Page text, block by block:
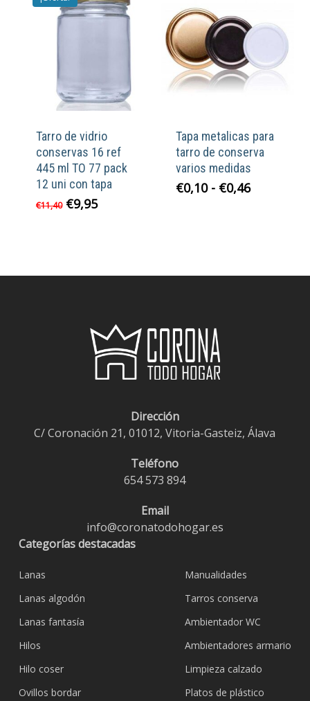
Tarro de vidrio
conservas 16 ref
445 ml TO 77 pack
12 uni con tapa
€11,40 El
€9,95El
Tapa metalicas para
tarro de conserva
varios medidas
€0,10 - €0,46Rango
€0,46
Dirección
C/ Coronación 21, 01012, Vitoria-Gasteiz, Álava
Teléfono
654 573 894
Email
info@coronatodohogar.es
Categorías destacadas
Lanas
Lanas algodón
Lanas fantasía
Hilos
Hilo coser
Ovillos bordar
Manualidades
Tarros conserva
Ambientador WC
Ambientadores armario
Limpieza calzado
Platos de plástico